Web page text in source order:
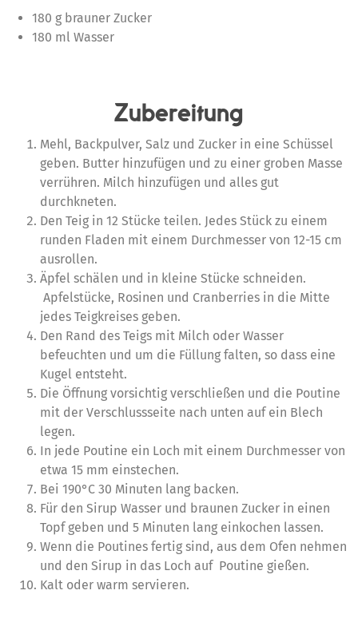
180 g brauner Zucker
180 ml Wasser
Zubereitung
Mehl, Backpulver, Salz und Zucker in eine Schüssel
geben. Butter hinzufügen und zu einer groben Masse
verrühren. Milch hinzufügen und alles gut
durchkneten.
Den Teig in 12 Stücke teilen. Jedes Stück zu einem
runden Fladen mit einem Durchmesser von 12-15 cm
ausrollen.
Äpfel schälen und in kleine Stücke schneiden.
Apfelstücke, Rosinen und Cranberries in die Mitte
jedes Teigkreises geben.
Den Rand des Teigs mit Milch oder Wasser
befeuchten und um die Füllung falten, so dass eine
Kugel entsteht.
Die Öffnung vorsichtig verschließen und die Poutine
mit der Verschlussseite nach unten auf ein Blech
legen.
In jede Poutine ein Loch mit einem Durchmesser von
etwa 15 mm einstechen.
Bei 190°C 30 Minuten lang backen.
Für den Sirup Wasser und braunen Zucker in einen
Topf geben und 5 Minuten lang einkochen lassen.
Wenn die Poutines fertig sind, aus dem Ofen nehmen
und den Sirup in das Loch auf Poutine gießen.
Kalt oder warm servieren.